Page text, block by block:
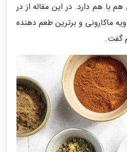
با هم دارد. در این مقاله از در
ماکارونی و برترین طعم دهنده
گفت.